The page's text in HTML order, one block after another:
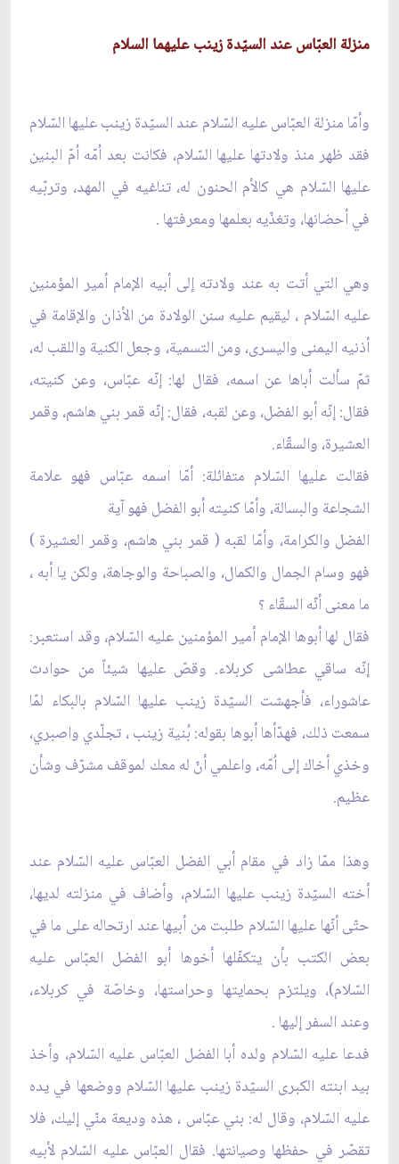
منزلة العبّاس عند السيّدة زينب عليهما السلام
وأمّا منزلة العبّاس عليه السّلام عند السيّدة زينب عليها السّلام
فقد ظهر منذ ولادتها عليها السّلام، فكانت بعد اُمّه اُمّ البنين
عليها السّلام هي كالأم الحنون له، تناغيه في المهد، وتربّيه
في أحضانها، وتغذّيه بعلمها ومعرفتها .
وهي التي أتت به عند ولادته إلى أبيه الإمام أمير المؤمنين
عليه السّلام ، ليقيم عليه سنن الولادة من الأذان والإقامة في
أذنيه اليمنى واليسرى، ومن التسمية، وجعل الكنية واللقب له،
ثمّ سألت أباها عن اسمه، فقال لها: إنّه عبّاس، وعن كنيته،
فقال: إنّه أبو الفضل، وعن لقبه، فقال: إنّه قمر بني هاشم، وقمر
العشيرة، والسقّاء.
فقالت عليها السّلام متفائلة: أمّا اسمه عبّاس فهو علامة
الشجاعة والبسالة، وأمّا كنيته أبو الفضل فهو آية
الفضل والكرامة، وأمّا لقبه ( قمر بني هاشم، وقمر العشيرة )
فهو وسام الجمال والكمال، والصباحة والوجاهة، ولكن يا أبه ،
ما معنى أنّه السقّاء ؟
فقال لها أبوها الإمام أمير المؤمنين عليه السّلام، وقد استعبر:
إنّه ساقي عطاشى كربلاء. وقصّ عليها شيئاً من حوادث
عاشوراء، فأجهشت السيّدة زينب عليها السّلام بالبكاء لمّا
سمعت ذلك، فهدّأها أبوها بقوله: بُنية زينب ، تجلّدي واصبري،
وخذي أخاك إلى اُمّه، واعلمي أنّ له معك لموقف مشرّف وشأن
عظيم.
وهذا ممّا زاد في مقام أبي الفضل العبّاس عليه السّلام عند
أخته السيّدة زينب عليها السّلام، وأضاف في منزلته لديها،
حتّى أنّها عليها السّلام طلبت من أبيها عند ارتحاله على ما في
بعض الكتب بأن يتكفّلها أخوها أبو الفضل العبّاس عليه
السّلام)، ويلتزم بحمايتها وحراستها، وخاصّة في كربلاء،
وعند السفر إليها .
فدعا عليه السّلام ولده أبا الفضل العبّاس عليه السّلام، وأخذ
بيد ابنته الكبرى السيّدة زينب عليها السّلام ووضعها في يده
عليه السّلام، وقال له: بني عبّاس ، هذه وديعة منّي إليك، فلا
تقصّر في حفظها وصيانتها. فقال العبّاس عليه السّلام لأبيه